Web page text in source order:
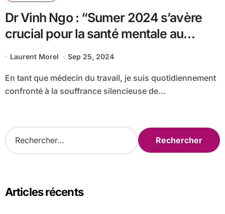
Dr Vinh Ngo : “Sumer 2024 s’avère
crucial pour la santé mentale au
travail”
Laurent Morel Sep 25, 2024
En tant que médecin du travail, je suis quotidiennement
confronté à la souffrance silencieuse de...
R
e
c
Articles récents